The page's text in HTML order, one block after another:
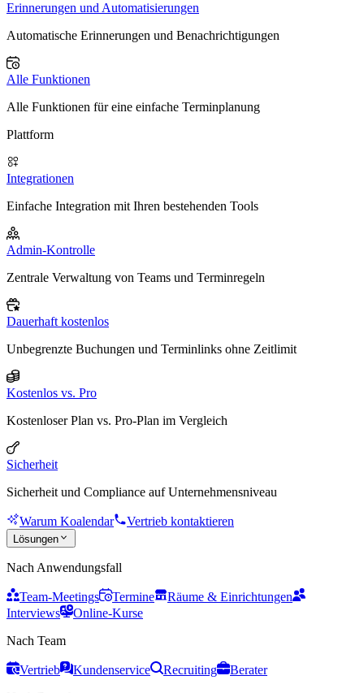
Erinnerungen und Automatisierungen
Automatische Erinnerungen und Benachrichtigungen
Alle Funktionen
Alle Funktionen für eine einfache Terminplanung
Plattform
Integrationen
Einfache Integration mit Ihren bestehenden Tools
Admin-Kontrolle
Zentrale Verwaltung von Teams und Terminregeln
Dauerhaft kostenlos
Unbegrenzte Buchungen und Terminlinks ohne Zeitlimit
Kostenlos vs. Pro
Kostenloser Plan vs. Pro-Plan im Vergleich
Sicherheit
Sicherheit und Compliance auf Unternehmensniveau
Warum Koalendar Vertrieb kontaktieren
Lösungen
Nach Anwendungsfall
Team-Meetings Termine
Räume & Einrichtungen
Interviews
Online-Kurse
Nach Team
Vertrieb Kundenservice Recruiting
Berater